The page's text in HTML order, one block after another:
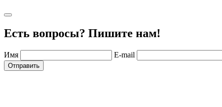
Есть вопросы? Пишите нам!
Имя E-mail